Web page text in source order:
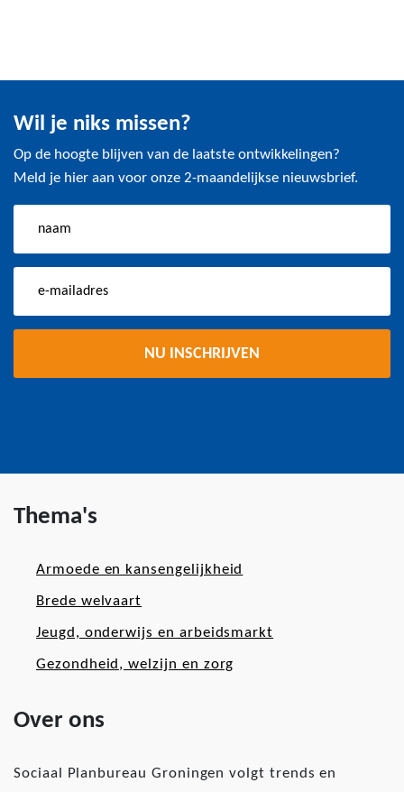
Wil je niks missen?
Op de hoogte blijven van de laatste ontwikkelingen?
Meld je hier aan voor onze 2-maandelijkse nieuwsbrief.
Thema's
Armoede en kansengelijkheid
Brede welvaart
Jeugd, onderwijs en arbeidsmarkt
Gezondheid, welzijn en zorg
Over ons
Sociaal Planbureau Groningen volgt trends en